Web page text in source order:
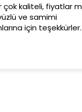
kaliteli, fiyatlar makul.
ve samimi
için teşekkürler.